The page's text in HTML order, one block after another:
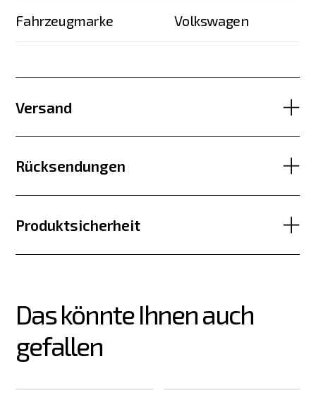
Fahrzeugmarke Volkswagen
Versand
Rücksendungen
Produktsicherheit
Das könnte Ihnen auch
gefallen